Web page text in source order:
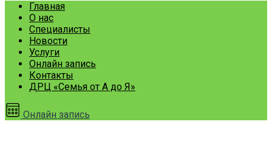
Главная
О нас
Специалисты
Новости
Услуги
Онлайн запись
Контакты
ДРЦ «Семья от А до Я»
Онлайн запись